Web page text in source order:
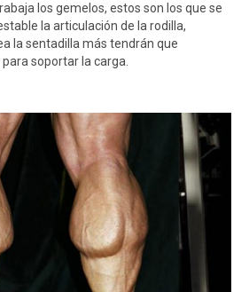
los gemelos, estos son los que se
la articulación de la rodilla,
la sentadilla más tendrán que
soportar la carga.